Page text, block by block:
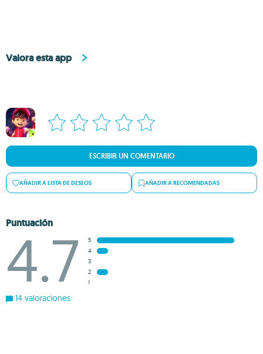
Valora esta app
ESCRIBIR UN COMENTARIO
AÑADIR A LISTA DE DESEOS AÑADIR A RECOMENDADAS
Puntuación
4.7
5
4
3
2
1
14 valoraciones